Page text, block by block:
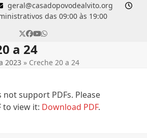
geral@casadopovodealvito.org
das 09:00 às 19:00
Twitter
Facebook
YouTube
Whatsapp
a 24
2023 » Creche 20 a 24
support PDFs. Please
to view it: Download PDF.